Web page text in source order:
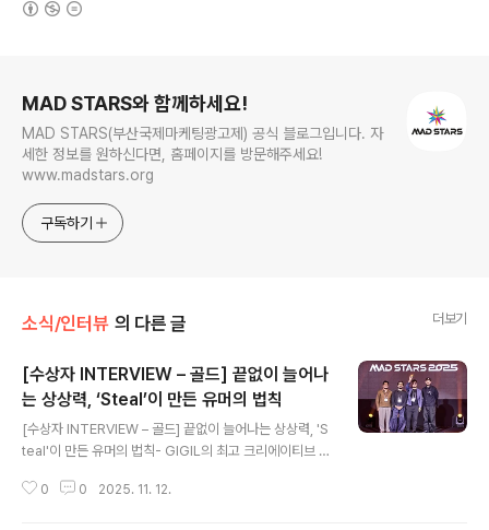
MAD STARS와 함께하세요!
MAD STARS(부산국제마케팅광고제) 공식 블로그입니다. 자
세한 정보를 원하신다면, 홈페이지를 방문해주세요!
www.madstars.org
구독하기
소식/인터뷰 의 다른 글 더보기
[수상자 INTERVIEW – 골드] 끝없이 늘어나
는 상상력, ‘Steal’이 만든 유머의 법칙
[수상자 INTERVIEW – 골드] 끝없이 늘어나는 상상력, 'S
teal'이 만든 유머의 법칙- GIGIL의 최고 크리에이티브 책
계 각국의 캠페인을 만날 수 있는 MAD STARS!이번에는
0 0 2025. 11. 12.